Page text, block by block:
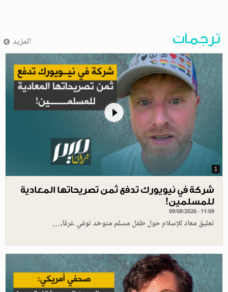
ترجمات المزيد
1
شركة في نيويورك تدفع ثمن تصريحاتها المعادية
للمسلمين!
09/08/2026 - 11:09
تعليق معاد للإسلام حول طفل مسلم متوحّد توفي غرقا،…